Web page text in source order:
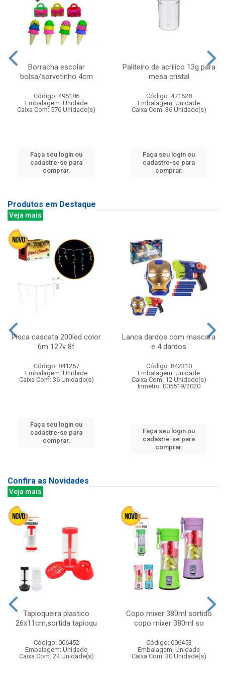
Borracha escolar
bolsa/sorvetinho 4cm
Código: 495186
Embalagem: Unidade
Caixa Com: 576 Unidade(s)
Faça seu login ou
cadastre-se para
comprar.
Paliteiro de acrilico 13g para
mesa cristal
Código: 471628
Embalagem: Unidade
Caixa Com: 36 Unidade(s)
Faça seu login ou
cadastre-se para
comprar.
Produtos em Destaque
Veja mais
Pisca cascata 200led color
6m 127v 8f
Código: 841267
Embalagem: Unidade
Caixa Com: 36 Unidade(s)
Faça seu login ou
cadastre-se para
comprar.
Lanca dardos com mascara
e 4 dardos
Código: 842310
Embalagem: Unidade
Caixa Com: 12 Unidade(s)
Inmetro: 005519/2020
Faça seu login ou
cadastre-se para
comprar.
Confira as Novidades
Veja mais
Tapioqueira plastico
26x11cm,sortida tapioqu
Código: 006452
Embalagem: Unidade
Caixa Com: 24 Unidade(s)
Copo mixer 380ml sortido
copo mixer 380ml so
Código: 006453
Embalagem: Unidade
Caixa Com: 30 Unidade(s)